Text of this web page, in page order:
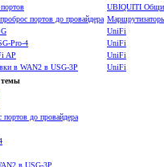
UBIQUITI
портов до провайдера
UniFi
Pro-4 UniFi
AP UniFi
в WAN2 в USG-3P UniFi
до провайдера
в USG-3P